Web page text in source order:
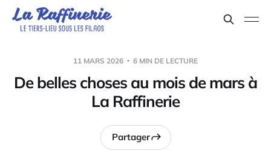
11 MARS 2026 6 MIN DE LECTURE
De belles choses au mois de mars à
La Raffinerie
Partager